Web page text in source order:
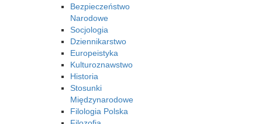
Bezpieczeństwo
Narodowe
Socjologia
Dziennikarstwo
Europeistyka
Kulturoznawstwo
Historia
Stosunki
Międzynarodowe
Filologia Polska